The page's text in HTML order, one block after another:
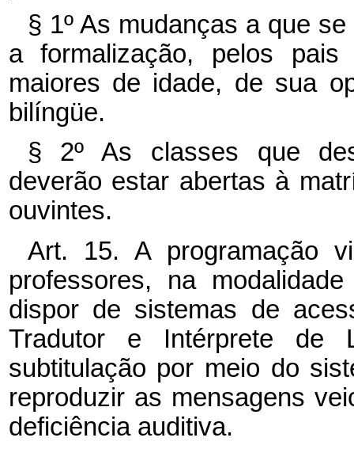
§ 1º As mudanças a que
a formalização, pelos
maiores de idade, de sua
bilíngüe.
§ 2º As classes que
deverão estar abertas à
ouvintes.
Art. 15. A programação
professores, na
dispor de sistemas de
Tradutor e Intérprete de
subtitulação por meio do
reproduzir as mensagens
deficiência auditiva.